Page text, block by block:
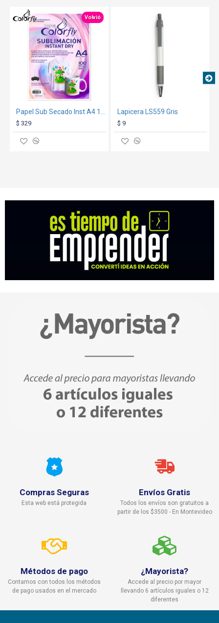
TEXTTRANSPARENTE
Volvió
$ 329
Lapicera LS559 Gris
$ 9
Compras Seguras
Esta web está protegida
Envíos Gratis
Todos los envíos son gratuitos a
partir de los $3500 - En Montevideo
Métodos de pago
Contamos con todos los métodos
de pago usados en el mercado
¿Mayorista?
Accede al precio por mayor
llevando 6 artículos iguales o 12
diferentes